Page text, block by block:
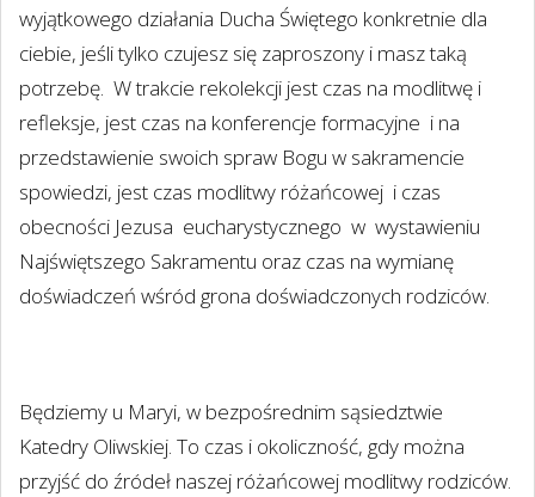
wyjątkowego działania Ducha Świętego konkretnie dla
ciebie, jeśli tylko czujesz się zaproszony i masz taką
potrzebę. W trakcie rekolekcji jest czas na modlitwę i
refleksje, jest czas na konferencje formacyjne i na
przedstawienie swoich spraw Bogu w sakramencie
spowiedzi, jest czas modlitwy różańcowej i czas
obecności Jezusa eucharystycznego w wystawieniu
Najświętszego Sakramentu oraz czas na wymianę
doświadczeń wśród grona doświadczonych rodziców.
Będziemy u Maryi, w bezpośrednim sąsiedztwie
Katedry Oliwskiej. To czas i okoliczność, gdy można
przyjść do źródeł naszej różańcowej modlitwy rodziców.